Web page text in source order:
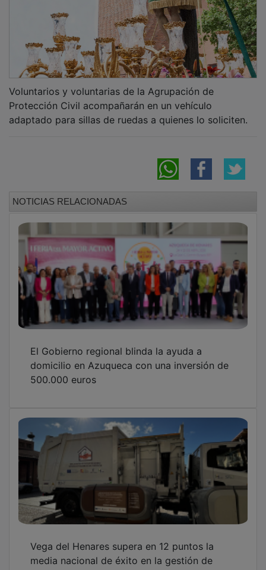
Protección Civil acompañarán en un vehículo
adaptado para sillas de ruedas a quienes lo soliciten.
domicilio en Azuqueca con una inversión de
500.000 euros
media nacional de éxito en la gestión de
residuos